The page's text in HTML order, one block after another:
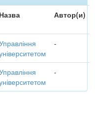
Назва Автор(и)
-
-